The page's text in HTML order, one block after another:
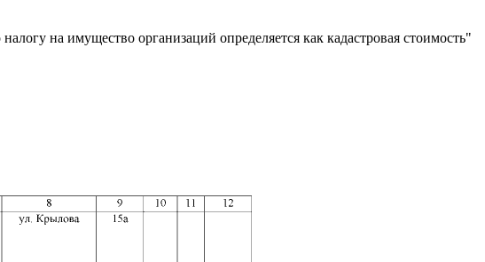
на имущество организаций определяется как кадастровая стоимость"